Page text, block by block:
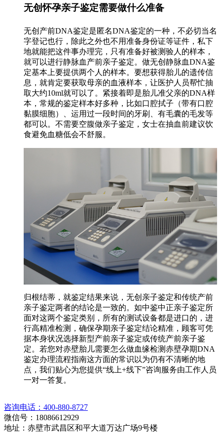
无创怀孕亲子鉴定需要做什么准备
无创产前DNA鉴定是匿名DNA鉴定的一种，不必切当名
字登记也行，除此之外也不用准备身份证等证件，私下
地就能把这件事办理完，只有准备好被测验人的样本，
就可以进行静脉血产前亲子鉴定。做无创静脉血DNA鉴
定基本上要提供两个人的样本。要想获得胎儿的遗传信
息，就肯定要获取母亲的血液样本，让医护人员帮忙抽
取大约10ml就可以了。紧接着即是胎儿准父亲的DNA样
本，常规的鉴定样本好多种，比如口腔拭子（带有口腔
黏膜细胞）、运用过一段时间的牙刷、有毛囊的毛发等
都可以。不需要空腹做亲子鉴定，女士在抽血前建议饮
食避免血糖低会不舒服。
归根结蒂，就鉴定结果来说，无创亲子鉴定和传统产前
亲子鉴定两者的结论是一致的。如中鉴中正亲子鉴定所
面对这两个鉴定类别，所有的测试设备都是进口的，进
行高精准检测，确保孕期亲子鉴定结论精准，顾客可凭
据本身状况选择新型产前亲子鉴定或传统产前亲子鉴
定。若您对赤壁胎儿需要怎么做血缘检测赤壁孕期DNA
鉴定办理流程指南这方面的常识以为仍有不清晰的地
点，我们贴心为您提供“线上+线下”咨询服务由工作人员
一对一答复。
咨询电话：400-880-8727
微信号：18086612929
地址：赤壁市武昌区和平大道万达广场9号楼